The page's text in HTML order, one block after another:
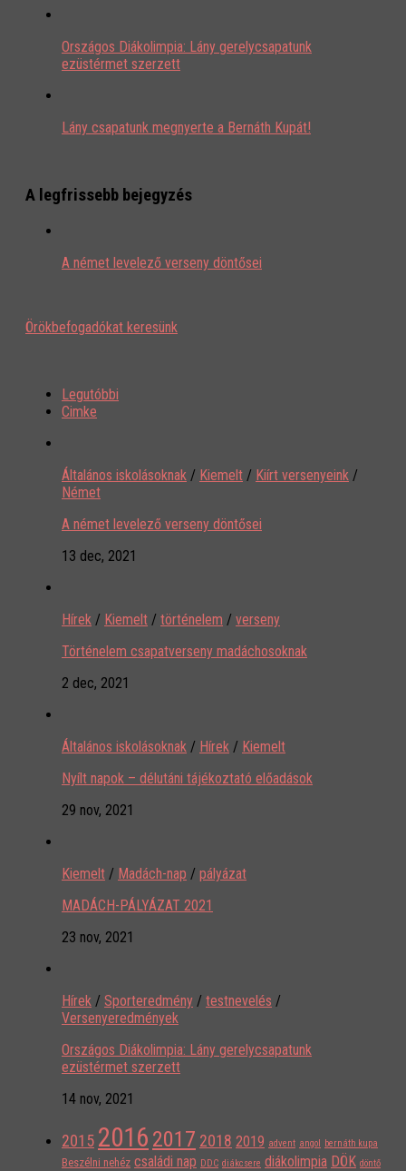
Országos Diákolimpia: Lány gerelycsapatunk
ezüstérmet szerzett
Lány csapatunk megnyerte a Bernáth Kupát!
A legfrissebb bejegyzés
A német levelező verseny döntősei
Örökbefogadókat keresünk
Legutóbbi
Cimke
Általános iskolásoknak / Kiemelt / Kiírt versenyeink /
Német
A német levelező verseny döntősei
13 dec, 2021
Hírek / Kiemelt / történelem / verseny
Történelem csapatverseny madáchosoknak
2 dec, 2021
Általános iskolásoknak / Hírek / Kiemelt
Nyílt napok – délutáni tájékoztató előadások
29 nov, 2021
Kiemelt / Madách-nap / pályázat
MADÁCH-PÁLYÁZAT 2021
23 nov, 2021
Hírek / Sporteredmény / testnevelés /
Versenyeredmények
Országos Diákolimpia: Lány gerelycsapatunk
ezüstérmet szerzett
14 nov, 2021
2015 2016 2017 2018 2019 advent angol bernáth kupa
Beszélni nehéz családi nap DDC diákcsere diákolimpia DÖK döntő